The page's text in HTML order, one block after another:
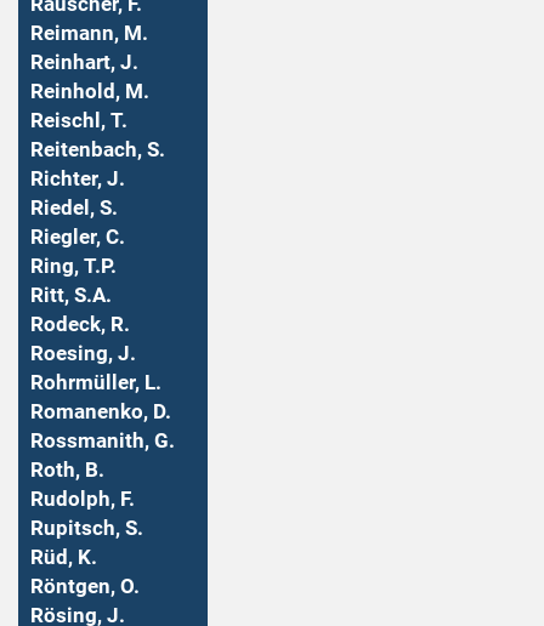
Reimann, M.
Reinhart, J.
Reinhold, M.
Reischl, T.
Reitenbach, S.
Richter, J.
Riedel, S.
Riegler, C.
Ring, T.P.
Ritt, S.A.
Rodeck, R.
Roesing, J.
Rohrmüller, L.
Romanenko, D.
Rossmanith, G.
Roth, B.
Rudolph, F.
Rupitsch, S.
Rüd, K.
Röntgen, O.
Rösing, J.